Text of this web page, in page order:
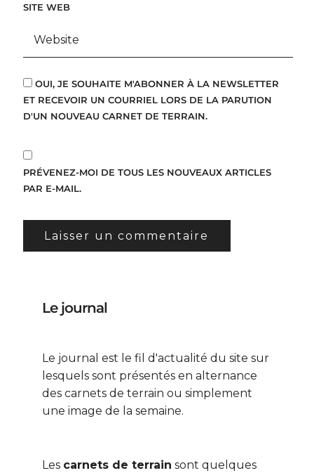
SITE WEB
OUI, JE SOUHAITE M'ABONNER À LA NEWSLETTER
ET RECEVOIR UN COURRIEL LORS DE LA PARUTION
D'UN NOUVEAU CARNET DE TERRAIN.
PRÉVENEZ-MOI DE TOUS LES NOUVEAUX ARTICLES
PAR E-MAIL.
Le journal
Le journal est le fil d'actualité du site sur
lesquels sont présentés en alternance
des carnets de terrain ou simplement
une image de la semaine.
Les carnets de terrain sont quelques